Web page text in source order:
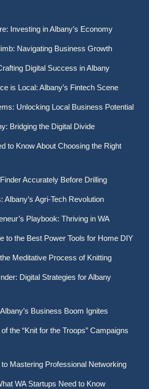
Investing in Albany’s Economy
Navigating Business Growth
Digital Success in Albany
is Local: Albany’s Fintech Scene
Unlocking Local Business Potential
Bridging the Digital Divide
to Know About Choosing the Right
Accurately Before Drilling
Albany’s Agri-Tech Revolution
Playbook: Thriving in WA
to the Best Power Tools for Home DIY
Meditative Process of Knitting
Digital Strategies for Albany
Business Boom Ignites
the “Knit for the Troops” Campaigns
Mastering Professional Networking
WA Startups Need to Know